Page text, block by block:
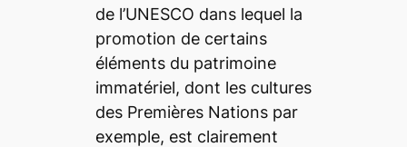
de l’UNESCO dans lequel la
promotion de certains
éléments du patrimoine
immatériel, dont les cultures
des Premières Nations par
exemple, est clairement